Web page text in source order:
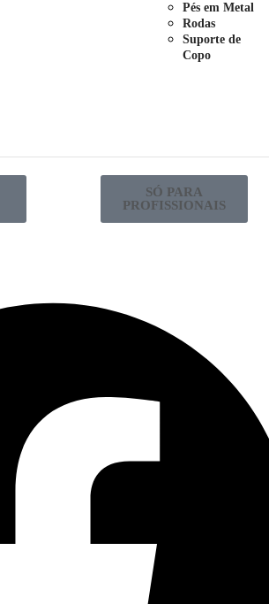
Pés em Metal
Rodas
Suporte de
Copo
SÓ PARA
PROFISSIONAIS